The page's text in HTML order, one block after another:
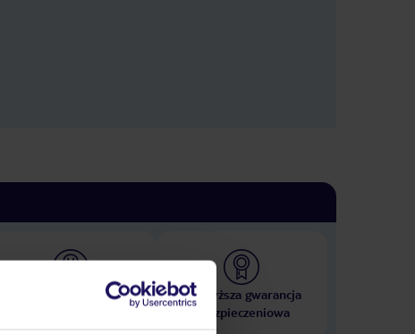
10 000 hoteli w ponad 50
Najwyższa gwarancja
ubezpieczeniowa